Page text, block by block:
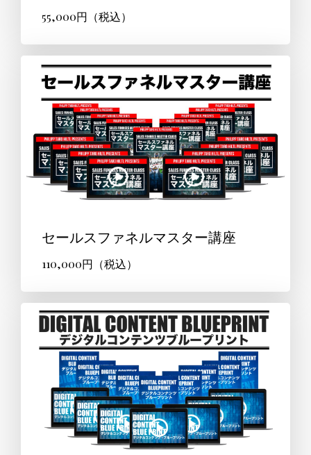
55,000円（税込）
セールスファネルマスター講座
110,000円（税込）